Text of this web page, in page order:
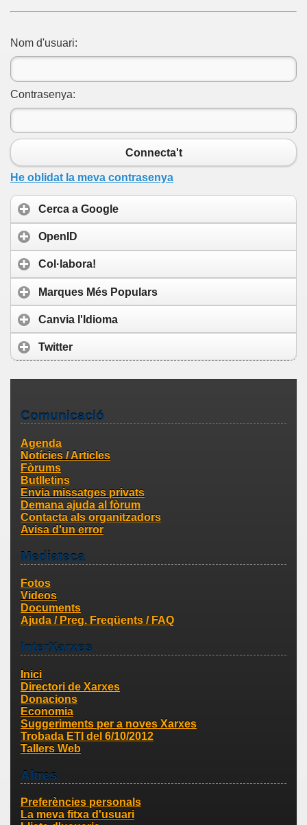
Nom d'usuari:
Contrasenya:
Connecta't
He oblidat la meva contrasenya
Cerca a Google
OpenID
Col·labora!
Marques Més Populars
Canvia l'Idioma
Twitter
Comunicació
Agenda
Notícies / Articles
Fòrums
Butlletins
Envia missatges privats
Demana ajuda al fòrum
Contacta als organitzadors
Avisa d'un error
Mediateca
Fotos
Videos
Documents
Ajuda / Preg. Freqüents / FAQ
InterXarxes
Inici
Directori de Xarxes
Donacions
Economia
Suggeriments per a noves Xarxes
Trobada ETI del 6/10/2012
Tallers Web
Altres
Preferències personals
La meva fitxa d'usuari